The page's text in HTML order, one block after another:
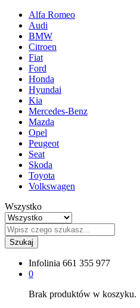
Alfa Romeo
Audi
BMW
Citroen
Fiat
Ford
Honda
Hyundai
Kia
Mercedes-Benz
Mazda
Opel
Peugeot
Seat
Skoda
Toyota
Volkswagen
Wszystko
Szukaj
Infolinia 661 355 977
0
Brak produktów w koszyku.